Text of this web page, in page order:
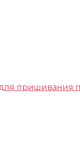
пришивания